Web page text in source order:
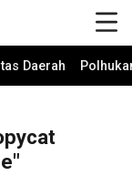
Daerah